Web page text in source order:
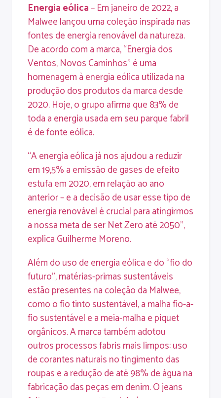
Energia eólica– Em janeiro de 2022, a
Malwee lançou uma coleção inspirada nas
fontes de energia renovável da natureza.
De acordo com a marca, “Energia dos
Ventos, Novos Caminhos” é uma
homenagem à energia eólica utilizada na
produção dos produtos da marca desde
2020. Hoje, o grupo afirma que 83% de
toda a energia usada em seu parque fabril
é de fonte eólica.
“A energia eólica já nos ajudou a reduzir
em 19,5% a emissão de gases de efeito
estufa em 2020, em relação ao ano
anterior – e a decisão de usar esse tipo de
energia renovável é crucial para atingirmos
a nossa meta de ser Net Zero até 2050”,
explica Guilherme Moreno.
Além do uso de energia eólica e do “fio do
futuro”, matérias-primas sustentáveis
estão presentes na coleção da Malwee,
como o fio tinto sustentável, a malha fio-a-
fio sustentável e a meia-malha e piquet
orgânicos. A marca também adotou
outros processos fabris mais limpos: uso
de corantes naturais no tingimento das
roupas e a redução de até 98% de água na
fabricação das peças em denim. O jeans